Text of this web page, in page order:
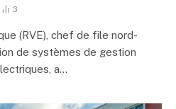
3
(RVE), chef de file nord-
de systèmes de gestion
a…